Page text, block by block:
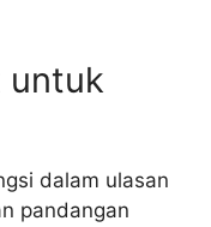
untuk
dalam ulasan
pandangan